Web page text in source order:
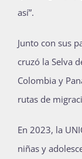
así”.
Junto con sus
cruzó la Selva
Colombia y
rutas de
En 2023, la
niñas y